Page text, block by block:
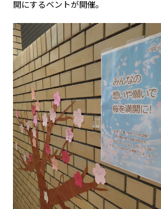
開にするベントが開催。